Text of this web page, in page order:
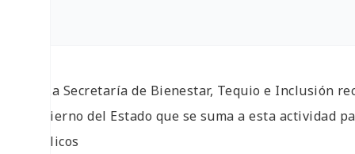
• La Secretaría de Bienestar, Tequio e Inclusión
Gobierno del Estado que se suma a esta
públicos